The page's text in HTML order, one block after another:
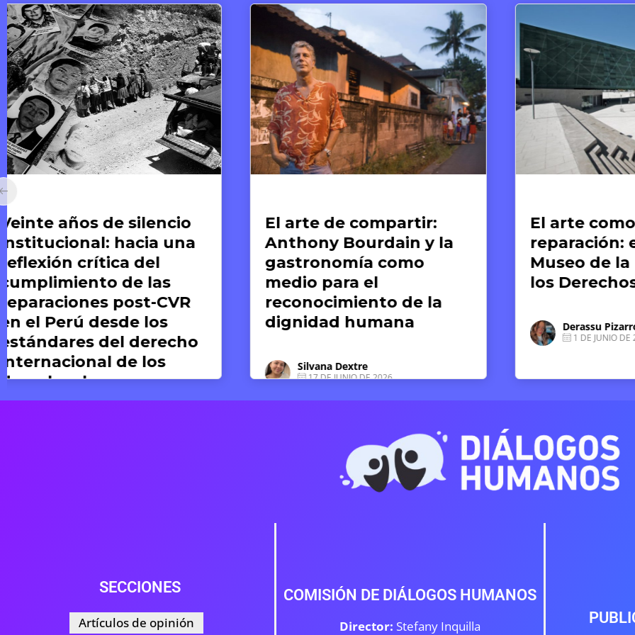
El arte de compartir:
Anthony Bourdain y la
gastronomía como
medio para el
reconocimiento de la
dignidad humana
Silvana Dextre
17 DE JUNIO DE 2026
El arte como memoria y
reparación: el caso del
Museo de la Memoria y
los Derechos Humanos
Derassu Pizarro Ponce
El fin
Guerra
sistema
15
SECCIONES
Artículos de opinión
COMISIÓN DE DIÁLOGOS HUMANOS
Director: Stefany Inquilla